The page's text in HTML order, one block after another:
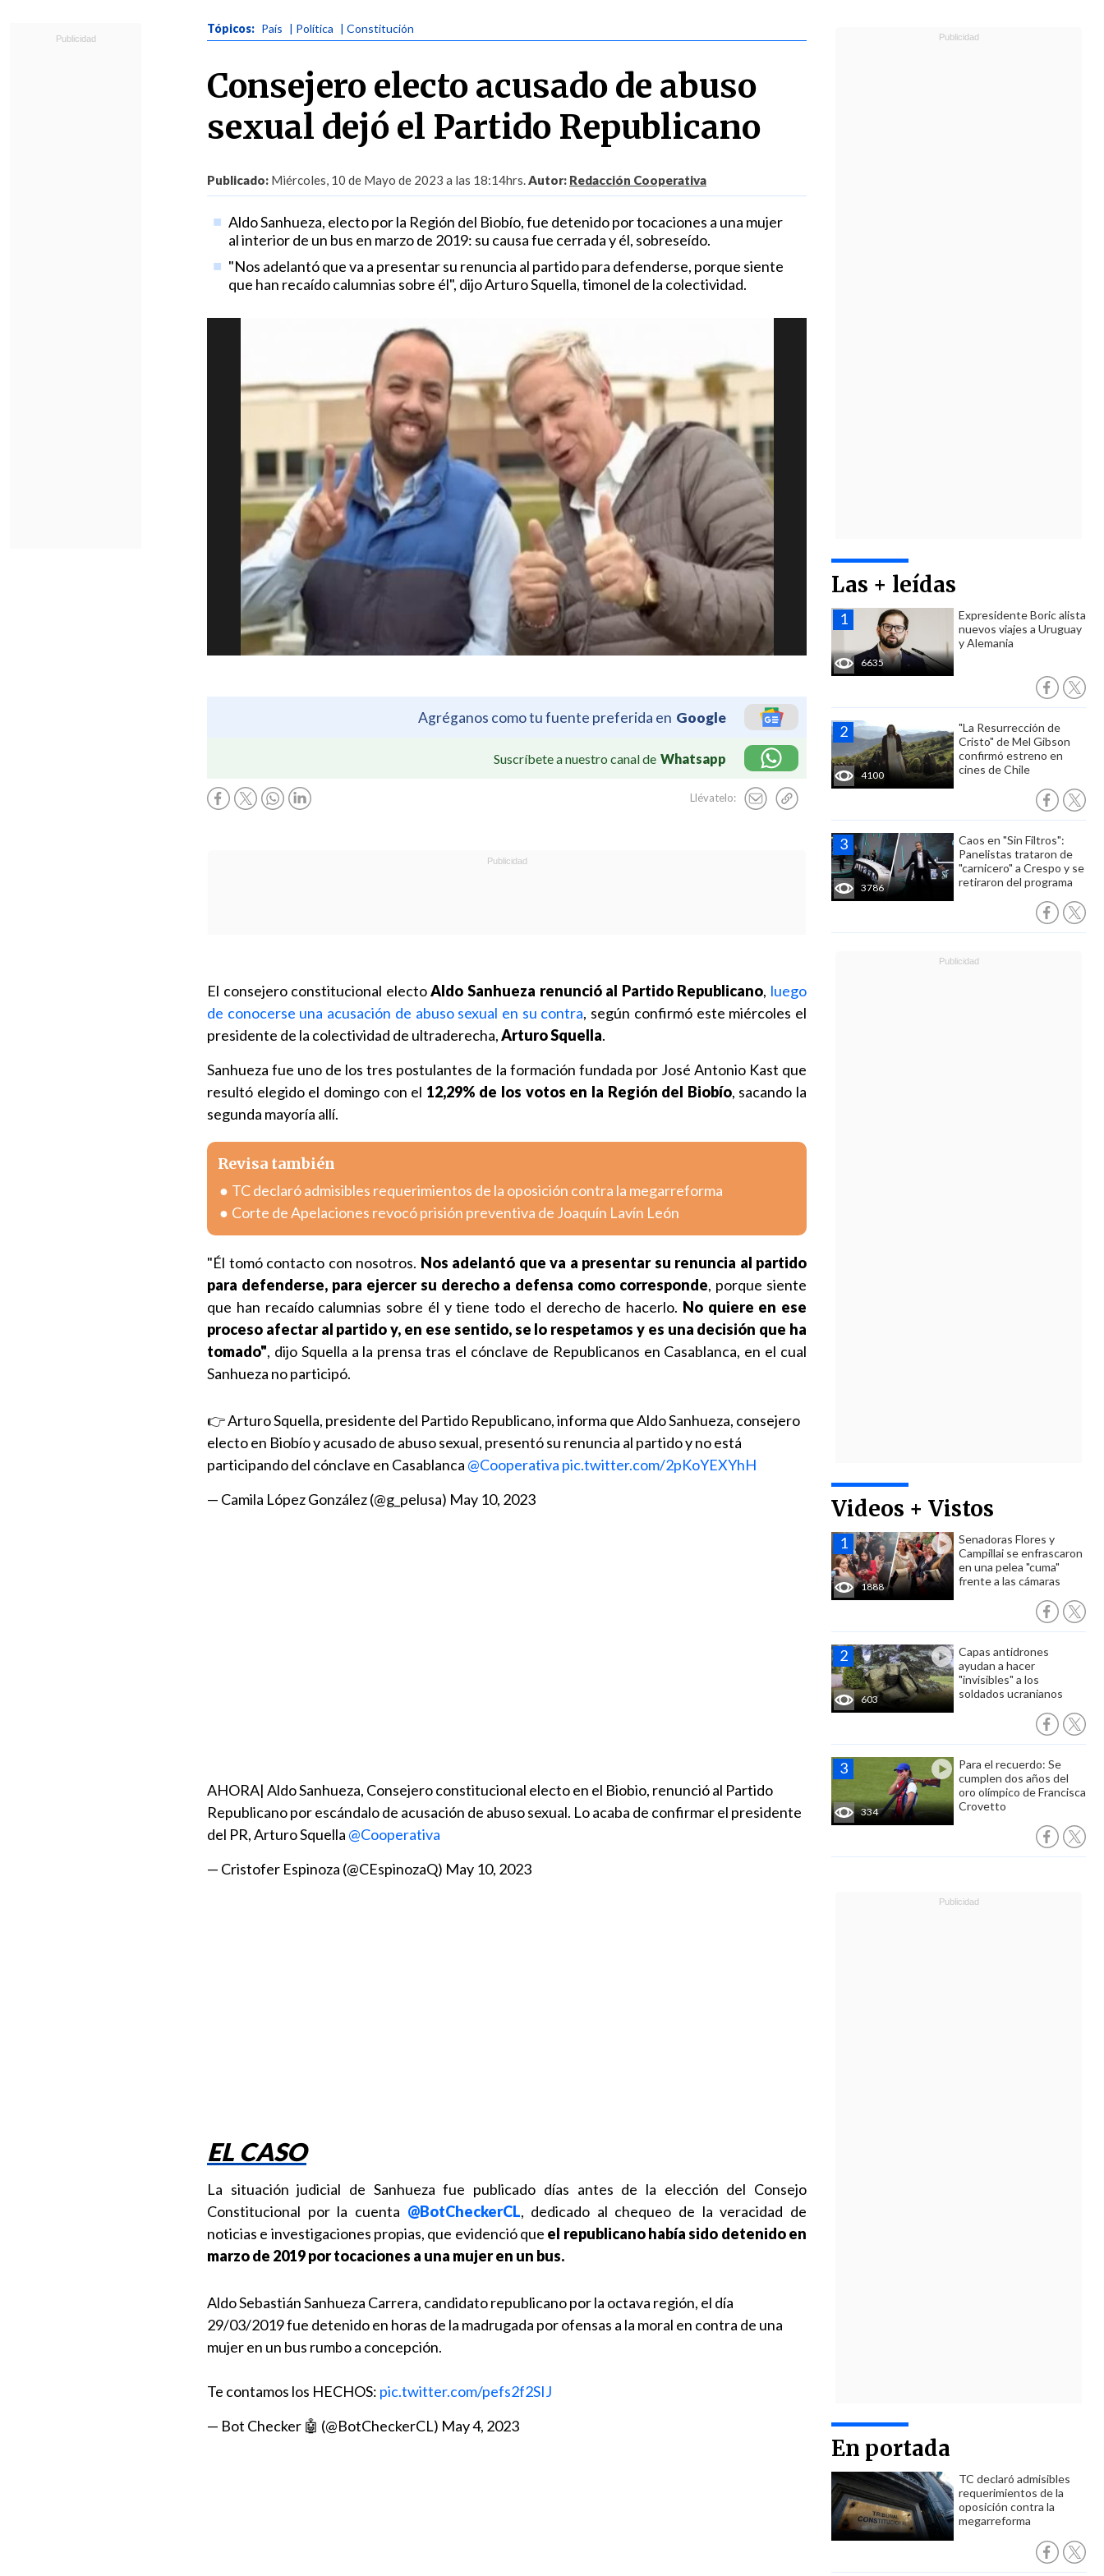
Tópicos: País | Política | Constitución
Consejero electo acusado de abuso
sexual dejó el Partido Republicano
Publicado: Miércoles, 10 de Mayo de 2023 a las 18:14hrs.Autor: Redacción Cooperativa
Aldo Sanhueza, electo por la Región del Biobío, fue detenido por tocaciones a una mujer
al interior de un bus en marzo de 2019: su causa fue cerrada y él, sobreseído.
"Nos adelantó que va a presentar su renuncia al partido para defenderse, porque siente
que han recaído calumnias sobre él", dijo Arturo Squella, timonel de la colectividad.
Agréganos como tu fuente preferida en Google
Suscríbete a nuestro canal de Whatsapp
Llévatelo:
Las + leídas
6635
Expresidente Boric alista
nuevos viajes a Uruguay
y Alemania
4100
"La Resurrección de
Cristo" de Mel Gibson
confirmó estreno en
cines de Chile
3786
Caos en "Sin Filtros":
Panelistas trataron de
"carnicero" a Crespo y se
retiraron del programa
Videos + Vistos
1888
Senadoras Flores y
Campillai se enfrascaron
en una pelea "cuma"
frente a las cámaras
603
Capas antidrones
ayudan a hacer
"invisibles" a los
soldados ucranianos
334
Para el recuerdo: Se
cumplen dos años del
oro olímpico de Francisca
Crovetto
En portada
TC declaró admisibles
requerimientos de la
oposición contra la
megarreforma
El consejero constitucional electoAldo Sanhueza renunció al Partido Republicano, luego
de conocerse una acusación de abuso sexual en su contra, según confirmó este miércoles el
presidente de la colectividad de ultraderecha,Arturo Squella.
Sanhueza fue uno de los tres postulantes de la formación fundada por José Antonio Kast que
resultó elegido el domingo con el 12,29% de los votos en la Región del Biobío, sacando la
segunda mayoría allí.
Revisa también
TC declaró admisibles requerimientos de la oposición contra la megarreforma
Corte de Apelaciones revocó prisión preventiva de Joaquín Lavín León
"Él tomó contacto con nosotros. Nos adelantó que va a presentar su renuncia al partido
para defenderse, para ejercer su derecho a defensa como corresponde, porque siente
que han recaído calumnias sobre él y tiene todo el derecho de hacerlo. No quiere en ese
proceso afectar al partido y, en ese sentido, se lo respetamos y es una decisión que ha
tomado", dijo Squella a la prensa tras el cónclave de Republicanos en Casablanca, en el cual
Sanhueza no participó.
👉 Arturo Squella, presidente del Partido Republicano, informa que Aldo Sanhueza, consejero
electo en Biobío y acusado de abuso sexual, presentó su renuncia al partido y no está
participando del cónclave en Casablanca @Cooperativa pic.twitter.com/2pKoYEXYhH
— Camila López González (@g_pelusa) May 10, 2023
AHORA| Aldo Sanhueza, Consejero constitucional electo en el Biobio, renunció al Partido
Republicano por escándalo de acusación de abuso sexual. Lo acaba de confirmar el presidente
del PR, Arturo Squella @Cooperativa
— Cristofer Espinoza (@CEspinozaQ) May 10, 2023
EL CASO
La situación judicial de Sanhueza fue publicado días antes de la elección del Consejo
Constitucional por la cuenta @BotCheckerCL, dedicado al chequeo de la veracidad de
noticias e investigaciones propias, que evidenció que el republicano había sido detenido en
marzo de 2019 por tocaciones a una mujer en un bus.
Aldo Sebastián Sanhueza Carrera, candidato republicano por la octava región, el día
29/03/2019 fue detenido en horas de la madrugada por ofensas a la moral en contra de una
mujer en un bus rumbo a concepción.
Te contamos los HECHOS: pic.twitter.com/pefs2f2SIJ
— Bot Checker 🤖 (@BotCheckerCL) May 4, 2023